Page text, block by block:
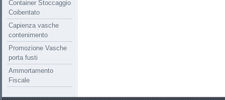
Container Stoccaggio
Coibentato
Capienza vasche
contenimento
Promozione Vasche
porta fusti
Ammortamento
Fiscale